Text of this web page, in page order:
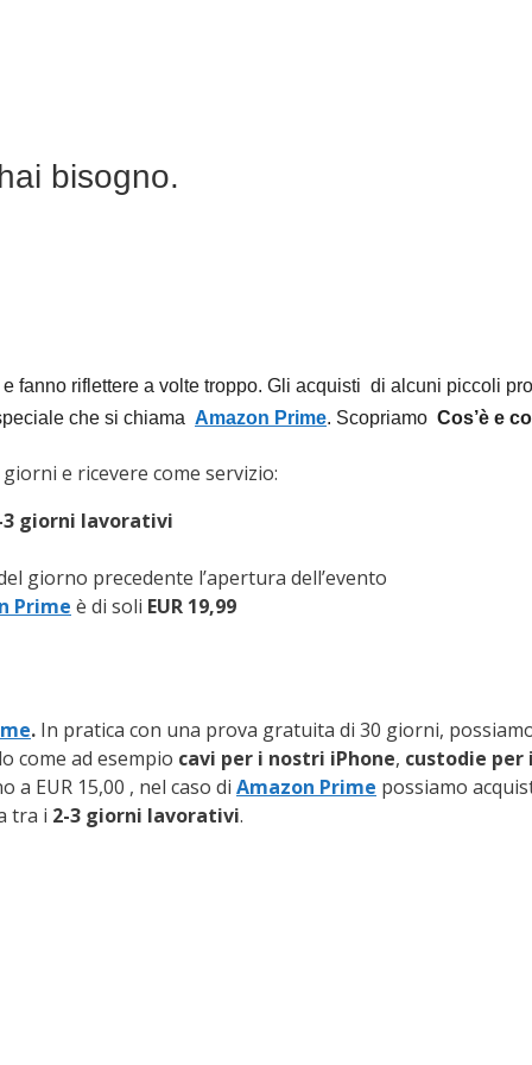
bisogno.
fanno riflettere a volte troppo. Gli acquisti di alcuni piccoli
che si chiama Amazon Prime. Scopriamo Cos’è e
e ricevere come servizio:
giorni lavorativi
giorno precedente l’apertura dell’evento
Prime è di soli EUR 19,99
. In pratica con una prova gratuita di 30 giorni,
come ad esempio cavi per i nostri iPhone, custodie
EUR 15,00 , nel caso di Amazon Prime possiamo
tra i 2-3 giorni lavorativi.